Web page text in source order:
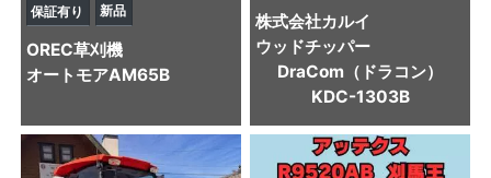
保証有り 新品
OREC草刈機
オートモアAM65B
株式会社カルイ
ウッドチッパー
DraCom（ドラコン）
KDC-1303B